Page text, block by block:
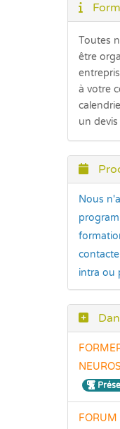
Toutes
être
à votre
un
Nous
intra ou
FORUM